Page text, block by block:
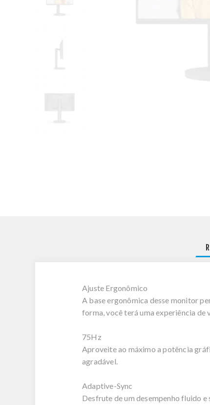
Ajuste Ergonômico
A base ergonômica desse monitor
forma, você terá uma experiência de
75Hz
Aproveite ao máximo a potência
agradável.
Adaptive-Sync
Desfrute de um desempenho fluido